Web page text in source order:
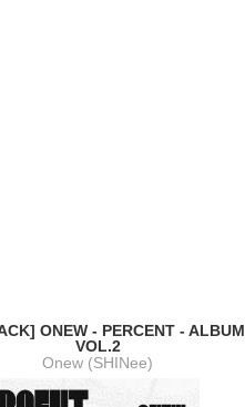
ONEW - PERCENT - ALBUM
VOL.2
Onew (SHINee)